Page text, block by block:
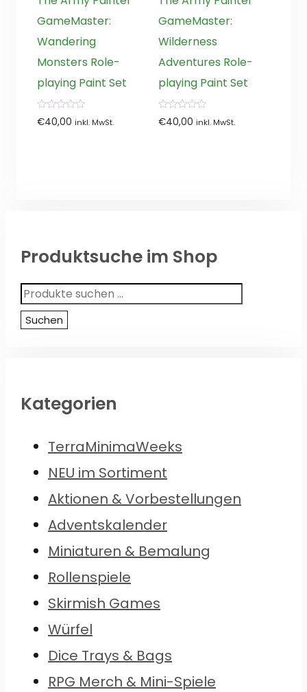
GameMaster:
Wandering
Monsters Role-
playing Paint Set
0
von
€40,00 inkl. MwSt.
GameMaster:
Wilderness
Adventures Role-
playing Paint Set
0
von
€40,00 inkl. MwSt.
Produktsuche im Shop
Suchen
nach:
Suchen
Kategorien
TerraMinimaWeeks
NEU im Sortiment
Aktionen & Vorbestellungen
Adventskalender
Miniaturen & Bemalung
Rollenspiele
Skirmish Games
Würfel
Dice Trays & Bags
RPG Merch & Mini-Spiele